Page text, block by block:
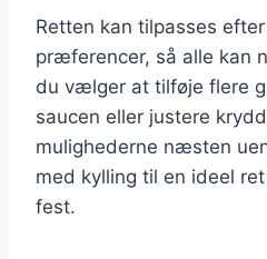
Retten kan tilpasses
præferencer, så alle kan
du vælger at tilføje flere
saucen eller justere
mulighederne næsten
med kylling til en ideel
fest.